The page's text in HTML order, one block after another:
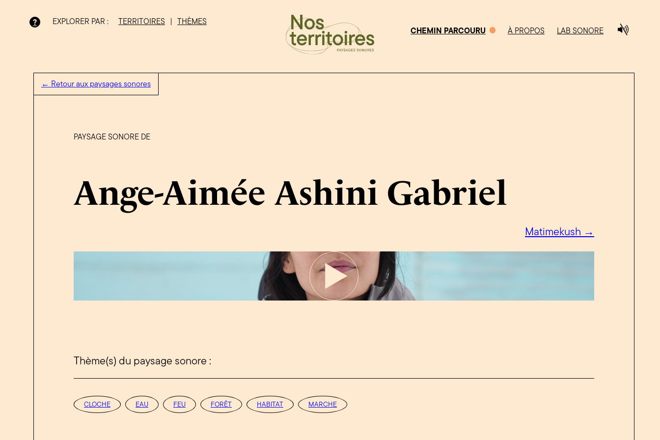
? EXPLORER PAR : TERRITOIRES
THÈMES
CHEMIN PARCOURU
À PROPOS LAB SONORE
← Retour aux paysages sonores
PAYSAGE SONORE DE
Ange-Aimée Ashini Gabriel
Matimekush →
Thème(s) du paysage sonore :
CLOCHE EAU FEU FORÊT HABITAT MARCHE